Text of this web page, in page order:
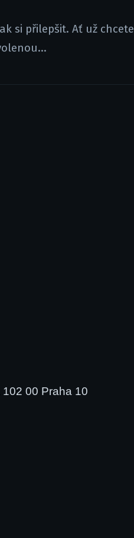
si přilepšit. Ať už chcete
00 Praha 10